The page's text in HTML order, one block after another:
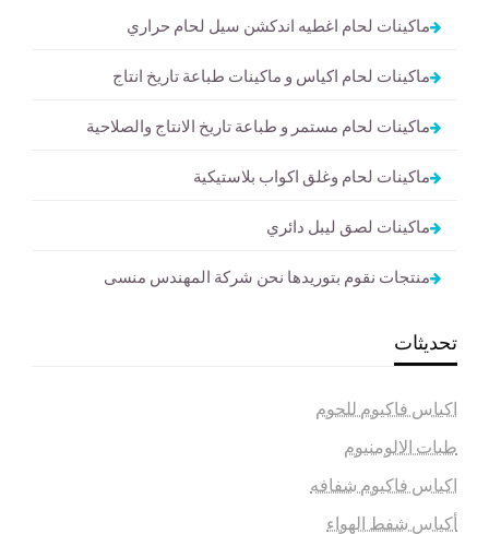
ماكينات لحام اغطيه اندكشن سيل لحام حراري
ماكينات لحام اكياس و ماكينات طباعة تاريخ انتاج
ماكينات لحام مستمر و طباعة تاريخ الانتاج والصلاحية
ماكينات لحام وغلق اكواب بلاستيكية
ماكينات لصق ليبل دائري
منتجات نقوم بتوريدها نحن شركة المهندس منسى
تحديثات
اكياس فاكيوم للحوم
طبات الالومنيوم
اكياس فاكيوم شفافه
أكياس شفط الهواء